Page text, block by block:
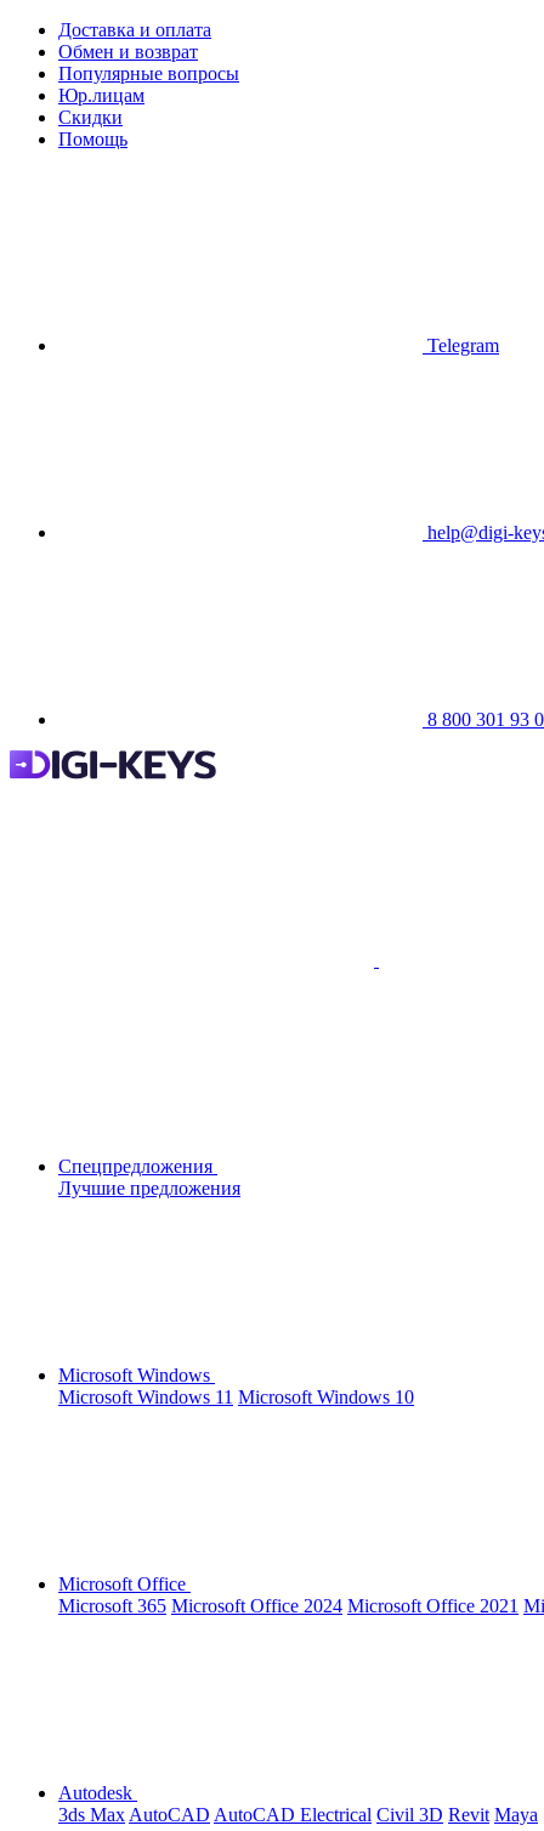
Доставка и оплата
Обмен и возврат
Популярные вопросы
Юр.лицам
Скидки
Помощь
Telegram
help@digi-
8 800 301 93
Спецпредложения
Лучшие предложения
Microsoft Windows
Microsoft Windows 11 Microsoft Windows 10
Microsoft Office
Microsoft 365 Microsoft Office 2024 Microsoft Office 2021
Autodesk
3ds Max AutoCAD AutoCAD Electrical Civil 3D Revit Maya